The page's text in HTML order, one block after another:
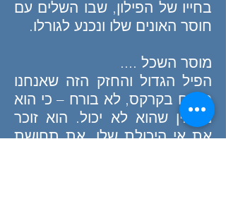
בחייו של הפילון, שבו השלים עם
חוסר האונים שלו ונכנע לגורלו.
מוסר השכל ....
הפיל הגדול והחזק הזה שאנחנו
רואים בקרקס, לא בורח – כי הוא
מאמין שהוא לא יכול. הוא זוכר
את אי היכולת שלו, את תחושת